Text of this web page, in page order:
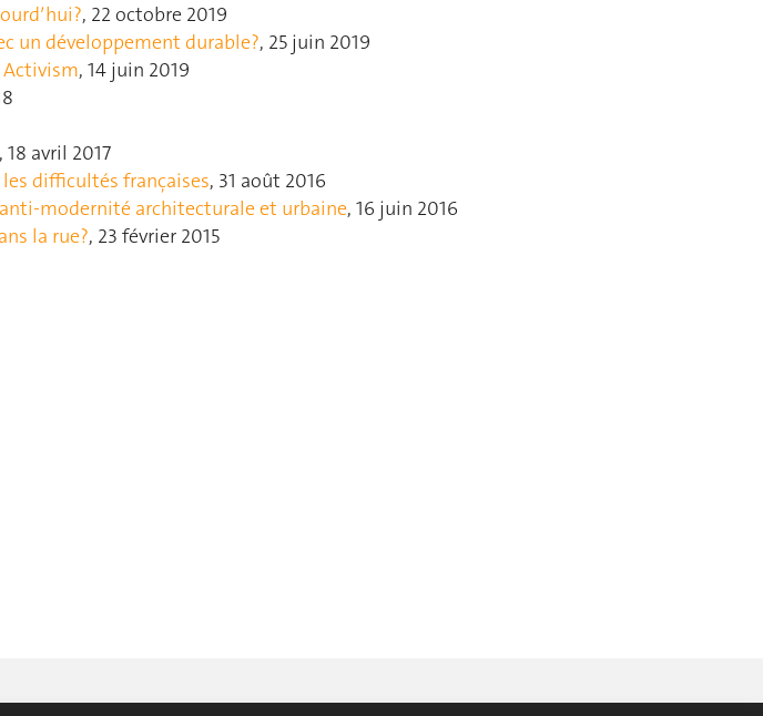
, 22 octobre 2019
un développement durable?, 25 juin 2019
, 14 juin 2019
, 18 avril 2017
difficultés françaises, 31 août 2016
modernité architecturale et urbaine, 16 juin 2016
la rue?, 23 février 2015